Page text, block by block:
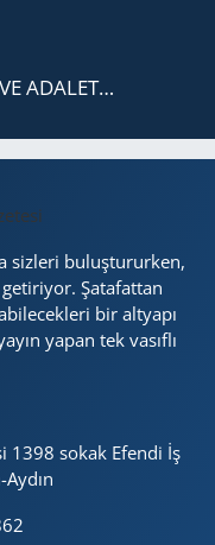
ADA­LET…
sizleri buluştururken,
Şatafattan
bir altyapı
yapan tek vasıflı
1398 sokak Efendi İş